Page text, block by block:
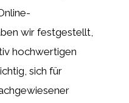
wir festgestellt,
hochwertigen
sich für